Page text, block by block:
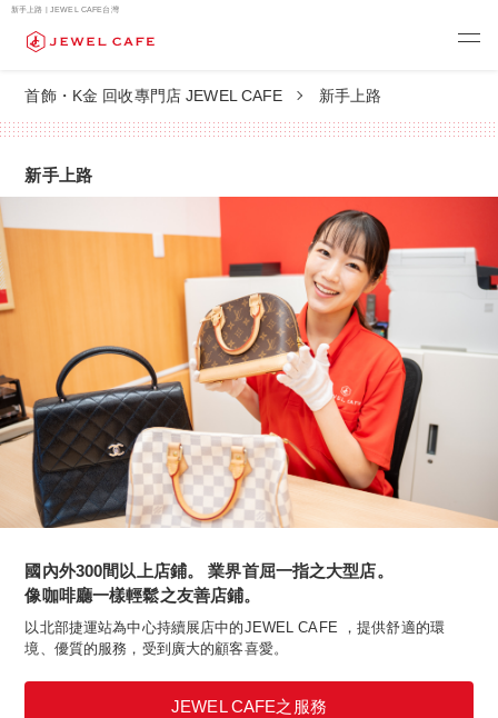
新手上路 | JEWEL CAFE台灣
首飾・K金 回收專門店 JEWEL CAFE 新手上路
新手上路
國內外300間以上店鋪。 業界首屈一指之大型店。
像咖啡廳一樣輕鬆之友善店鋪。
以北部捷運站為中心持續展店中的JEWEL CAFE ，提供舒適的環
境、優質的服務，受到廣大的顧客喜愛。
JEWEL CAFE之服務